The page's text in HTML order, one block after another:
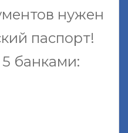
нужен
паспорт!
банками: